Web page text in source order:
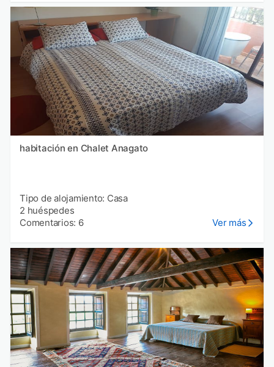
habitación en Chalet Anagato
Tipo de alojamiento: Casa
2 huéspedes
Comentarios: 6
Ver más